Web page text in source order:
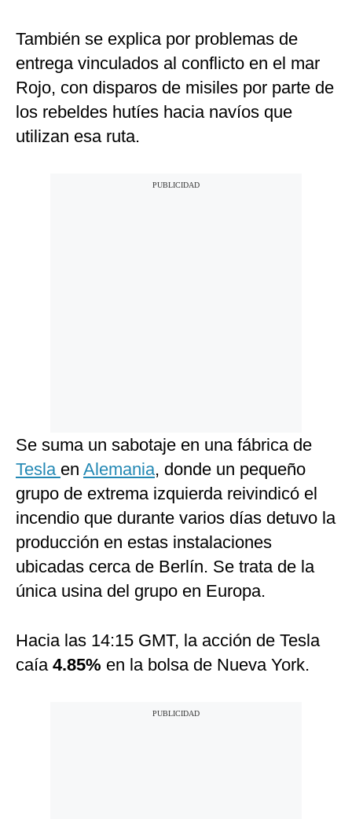
También se explica por problemas de
entrega vinculados al conflicto en el mar
Rojo, con disparos de misiles por parte de
los rebeldes hutíes hacia navíos que
utilizan esa ruta.
Se suma un sabotaje en una fábrica de
Tesla en Alemania, donde un pequeño
grupo de extrema izquierda reivindicó el
incendio que durante varios días detuvo la
producción en estas instalaciones
ubicadas cerca de Berlín. Se trata de la
única usina del grupo en Europa.
Hacia las 14:15 GMT, la acción de Tesla
caía 4.85% en la bolsa de Nueva York.